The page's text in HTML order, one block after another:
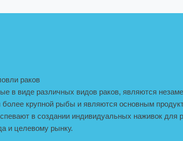
раков
в виде различных видов раков, являются
крупной рыбы и являются основным
в создании индивидуальных наживок для
и целевому рынку.